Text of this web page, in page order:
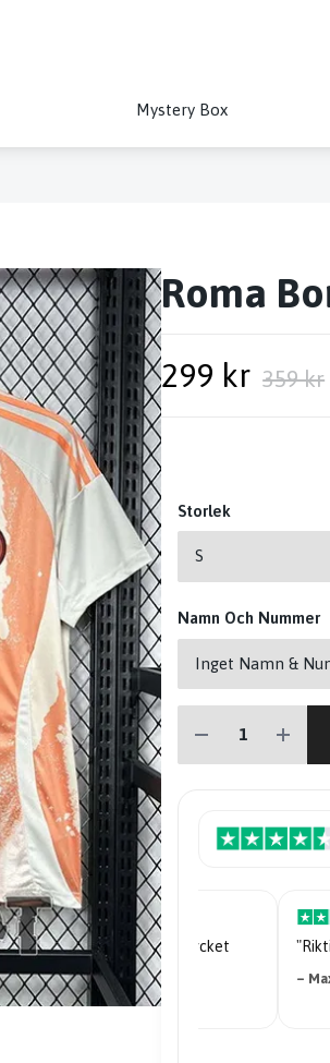
Mystery Box
Roma
299 kr 359 kr
Storlek
Namn Och Nummer
"Mycket nöjd... priserna är mycket
– Edward
–